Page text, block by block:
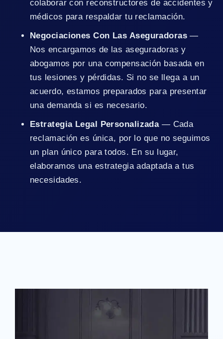
colaborar con reconstructores de accidentes y
médicos para respaldar tu reclamación.
Negociaciones Con Las Aseguradoras —
Nos encargamos de las aseguradoras y
abogamos por una compensación basada en
tus lesiones y pérdidas. Si no se llega a un
acuerdo, estamos preparados para presentar
una demanda si es necesario.
Estrategia Legal Personalizada— Cada
reclamación es única, por lo que no seguimos
un plan único para todos. En su lugar,
elaboramos una estrategia adaptada a tus
necesidades.